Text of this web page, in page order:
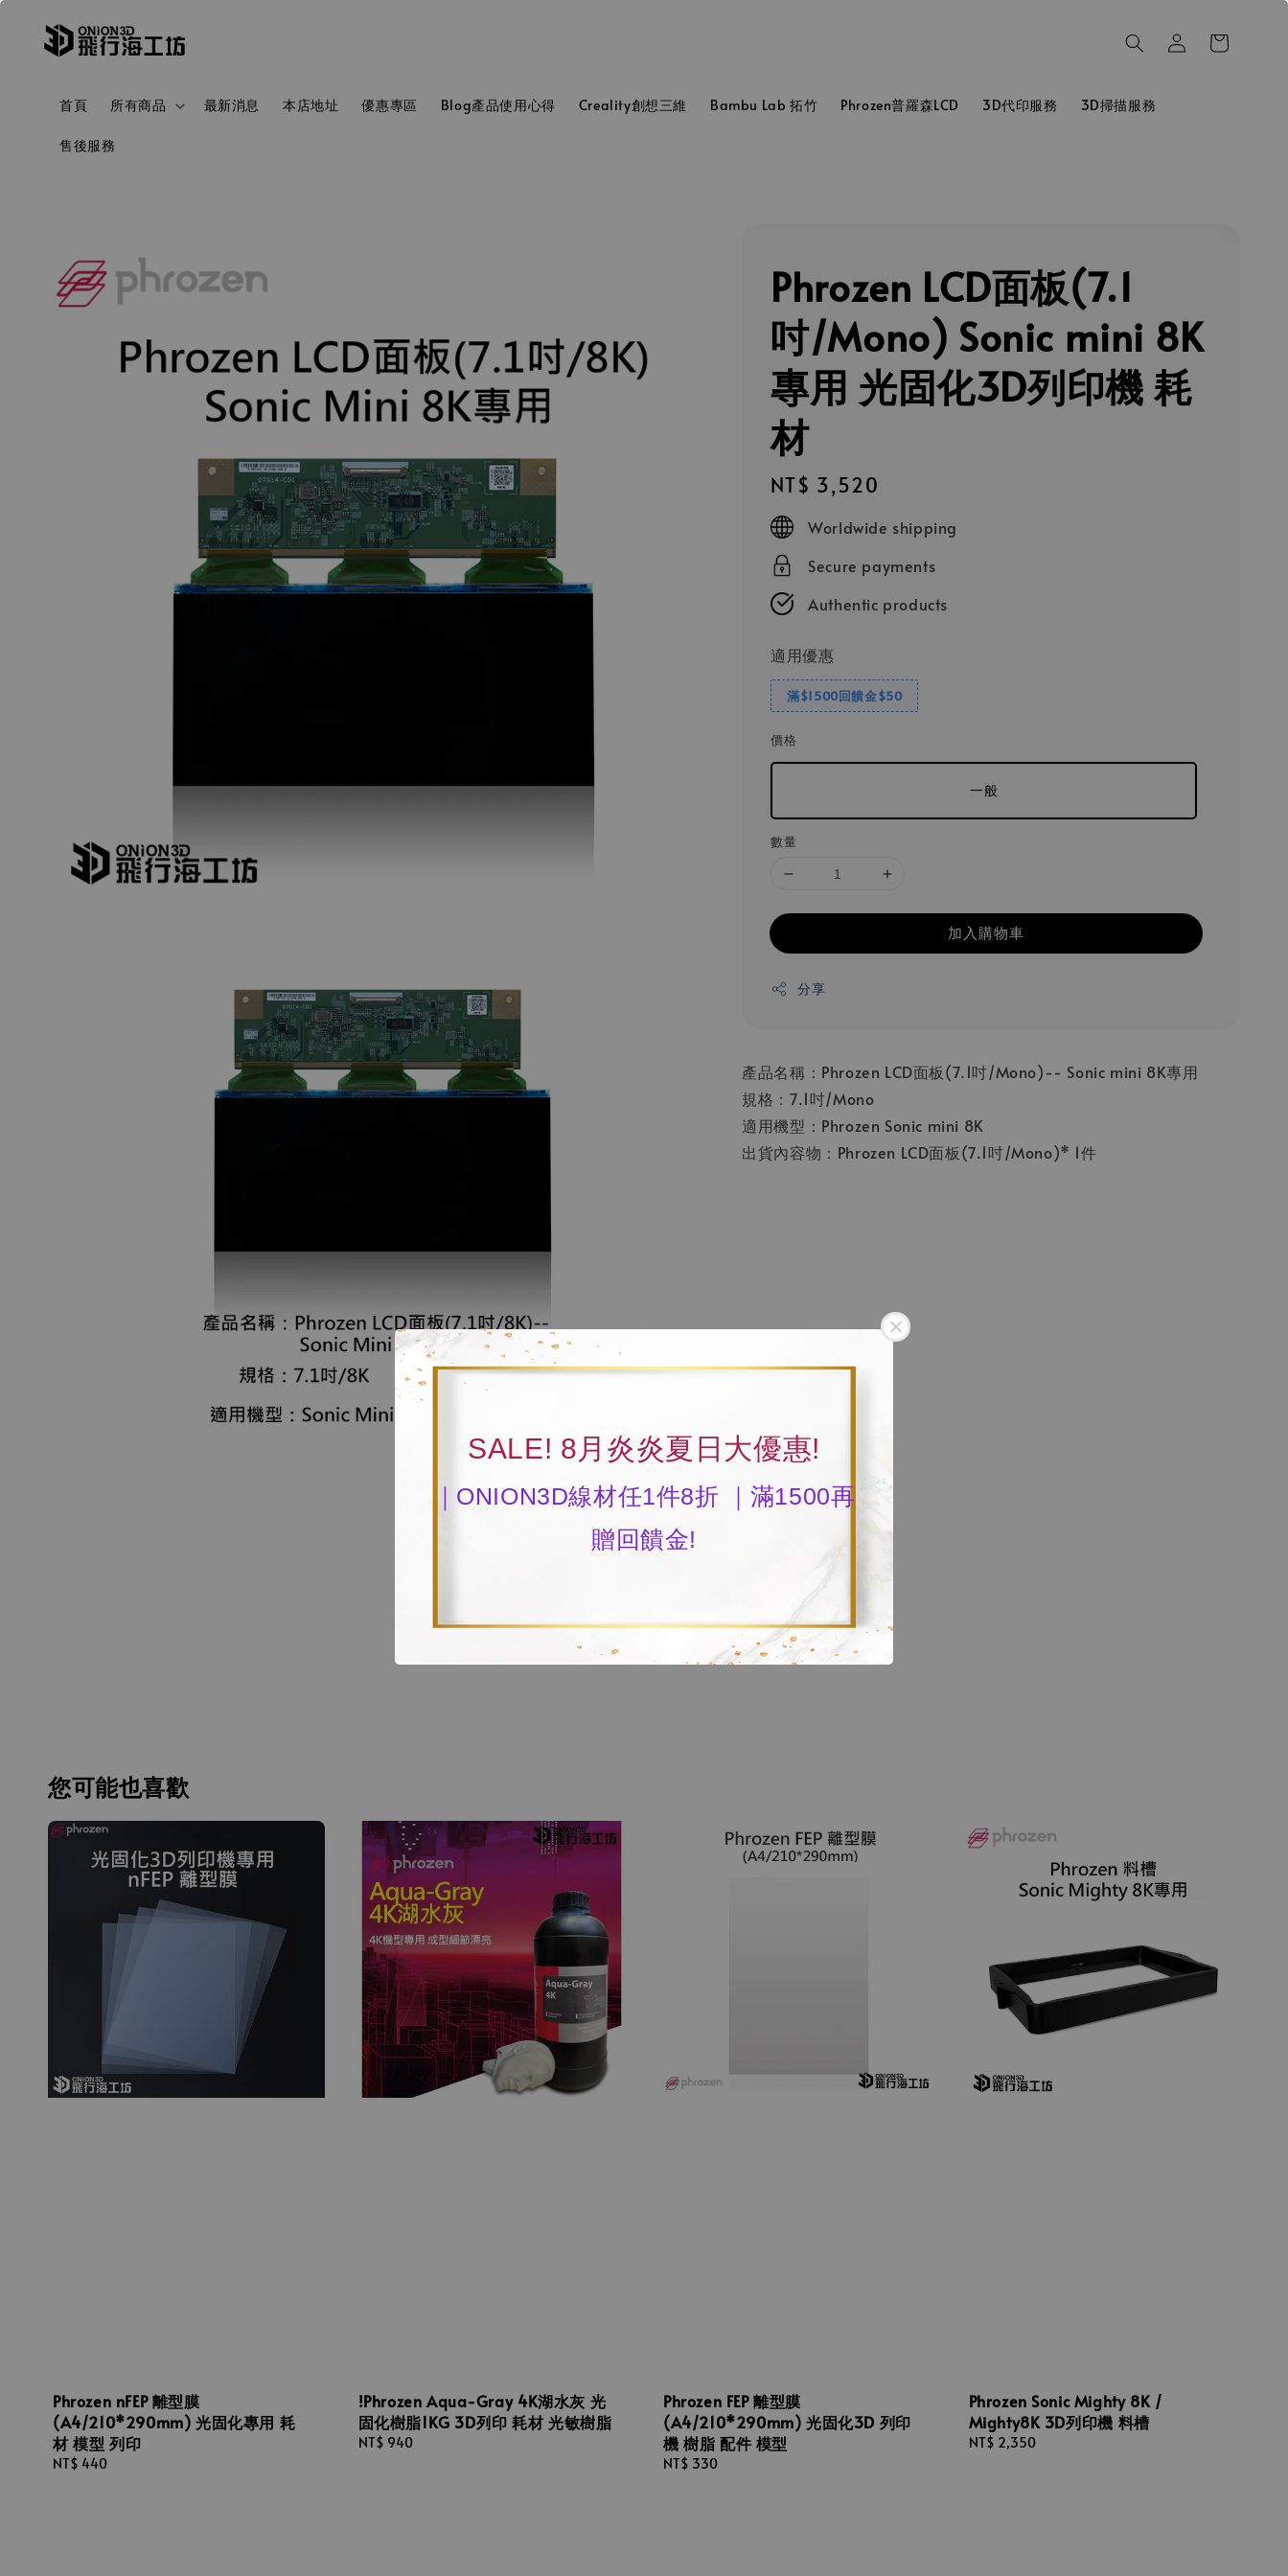
SALE! 8月炎炎夏日大優惠!
｜ONION3D線材任1件8折 ｜滿1500再
贈回饋金!
首頁 所有商品 最新消息 本店地址 優惠專區 Blog產品使用心得 Creality創想三維 Bambu Lab 拓竹 Phrozen普羅森LCD 3D代印服務 3D掃描服務
售後服務
Phrozen LCD面板(7.1
吋/Mono) Sonic mini 8K
專用 光固化3D列印機 耗
材
Regular
price
NT$ 3,520
Worldwide shipping
Secure payments
Authentic products
適用優惠
滿$1500回饋金$50
價格
一般
數量
加入購物車
分享
產品名稱：Phrozen LCD面板(7.1吋/Mono)-- Sonic mini 8K專用
規格：7.1吋/Mono
適用機型：Phrozen Sonic mini 8K
出貨內容物：Phrozen LCD面板(7.1吋/Mono)* 1件
您可能也喜歡
Phrozen nFEP 離型膜
(A4/210*290mm) 光固化專用 耗
材 模型 列印
Regular
NT$ 440
!Phrozen Aqua-Gray 4K湖水灰 光
固化樹脂1KG 3D列印 耗材 光敏樹脂
Regular
NT$ 940
Phrozen FEP 離型膜
(A4/210*290mm) 光固化3D 列印
機 樹脂 配件 模型
Regular
NT$ 330
Phrozen Sonic Mighty 8K /
Mighty8K 3D列印機 料槽
Regular
NT$ 2,350